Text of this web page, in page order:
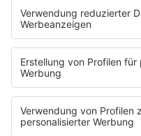
Sendungen
Moderatoren
Podcasts
Hells Bells
Musikwunsch
AKTIONEN